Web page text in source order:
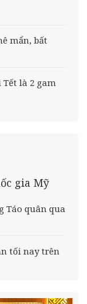
mẩn, bất
là 2 gam
gia Mỹ
Táo quân qua
tối nay trên